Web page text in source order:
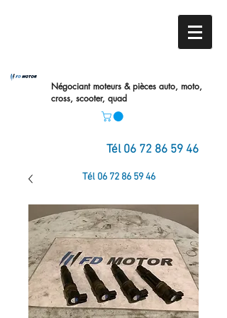
Négociant moteurs & pièces auto, moto,
cross, scooter, quad
Tél 06 72 86 59 46
Tél 06 72 86 59 46